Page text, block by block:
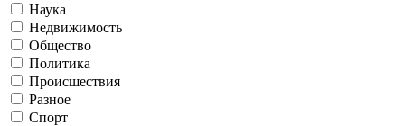
Наука
Недвижимость
Общество
Политика
Происшествия
Разное
Спорт